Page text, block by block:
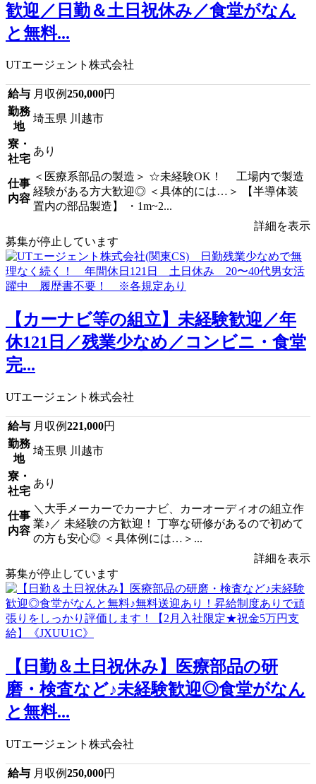
歓迎／日勤＆土日祝休み／食堂がなん
と無料...
UTエージェント株式会社
給与 月収例250,000円
勤務
地
埼玉県 川越市
寮・
社宅
あり
仕事
内容
＜医療系部品の製造＞ ☆未経験OK！ 工場内で製造
経験がある方大歓迎◎ ＜具体的には…＞ 【半導体装
置内の部品製造】 ・1m~2...
詳細を表示
募集が停止しています
【カーナビ等の組立】未経験歓迎／年
休121日／残業少なめ／コンビニ・食堂
完...
UTエージェント株式会社
給与 月収例221,000円
勤務
地
埼玉県 川越市
寮・
社宅
あり
仕事
内容
＼大手メーカーでカーナビ、カーオーディオの組立作
業♪／ 未経験の方歓迎！ 丁寧な研修があるので初めて
の方も安心◎ ＜具体例には…＞...
詳細を表示
募集が停止しています
【日勤＆土日祝休み】医療部品の研
磨・検査など♪未経験歓迎◎食堂がなん
と無料...
UTエージェント株式会社
給与 月収例250,000円